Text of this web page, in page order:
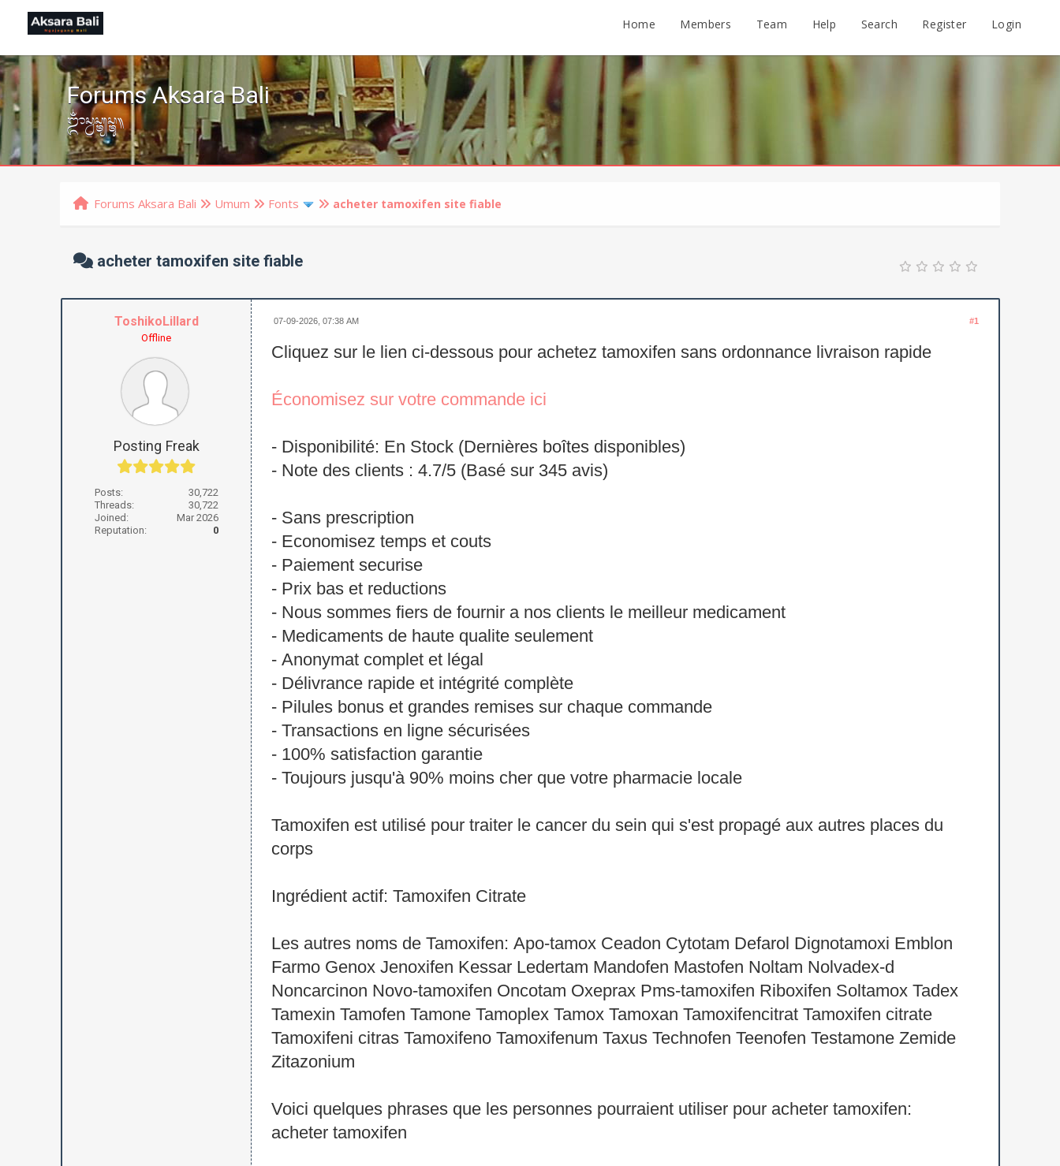
Home Members Team Help Search Register Login
Forums Aksara Bali
ᬒᬁᬲ᭄ᬯᬲ᭄ᬢ᭄ᬬᬲ᭄ᬢᬸ᭟
Forums Aksara Bali Umum Fonts acheter tamoxifen site fiable
acheter tamoxifen site fiable
ToshikoLillard
Offline
Posting Freak
Posts: 30,722
Threads: 30,722
Joined: Mar 2026
Reputation: 0
#1
07-09-2026, 07:38 AM
Cliquez sur le lien ci-dessous pour achetez tamoxifen sans ordonnance livraison rapide
Économisez sur votre commande ici
- Disponibilité: En Stock (Dernières boîtes disponibles)
- Note des clients : 4.7/5 (Basé sur 345 avis)
- Sans prescription
- Economisez temps et couts
- Paiement securise
- Prix bas et reductions
- Nous sommes fiers de fournir a nos clients le meilleur medicament
- Medicaments de haute qualite seulement
- Anonymat complet et légal
- Délivrance rapide et intégrité complète
- Pilules bonus et grandes remises sur chaque commande
- Transactions en ligne sécurisées
- 100% satisfaction garantie
- Toujours jusqu'à 90% moins cher que votre pharmacie locale
Tamoxifen est utilisé pour traiter le cancer du sein qui s'est propagé aux autres places du
corps
Ingrédient actif: Tamoxifen Citrate
Les autres noms de Tamoxifen: Apo-tamox Ceadon Cytotam Defarol Dignotamoxi Emblon
Farmo Genox Jenoxifen Kessar Ledertam Mandofen Mastofen Noltam Nolvadex-d
Noncarcinon Novo-tamoxifen Oncotam Oxeprax Pms-tamoxifen Riboxifen Soltamox Tadex
Tamexin Tamofen Tamone Tamoplex Tamox Tamoxan Tamoxifencitrat Tamoxifen citrate
Tamoxifeni citras Tamoxifeno Tamoxifenum Taxus Technofen Teenofen Testamone Zemide
Zitazonium
Voici quelques phrases que les personnes pourraient utiliser pour acheter tamoxifen:
acheter tamoxifen